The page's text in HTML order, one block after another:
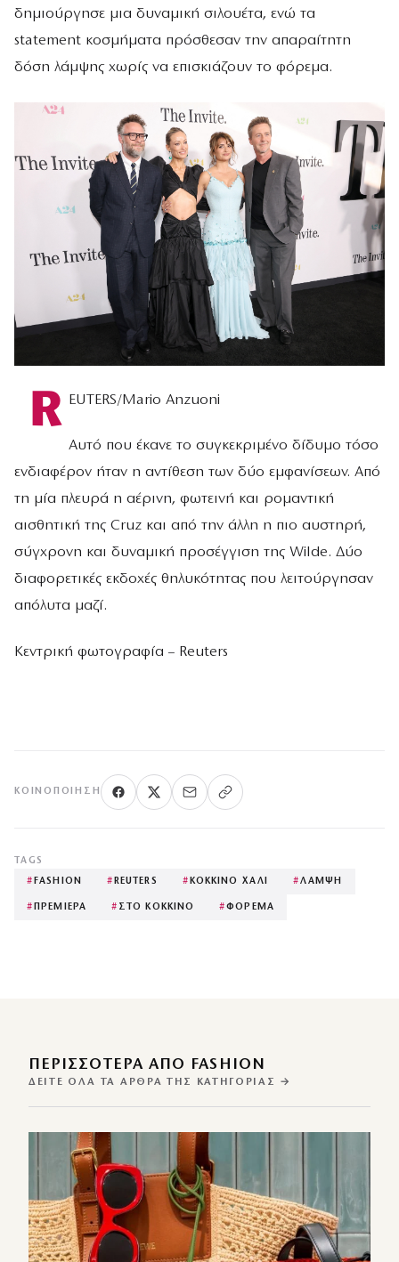
δημιούργησε μια δυναμική σιλουέτα, ενώ τα
statement κοσμήματα πρόσθεσαν την απαραίτητη
δόση λάμψης χωρίς να επισκιάζουν το φόρεμα.
R EUTERS/Mario Anzuoni
Αυτό που έκανε το συγκεκριμένο δίδυμο τόσο
ενδιαφέρον ήταν η αντίθεση των δύο εμφανίσεων. Από
τη μία πλευρά η αέρινη, φωτεινή και ρομαντική
αισθητική της Cruz και από την άλλη η πιο αυστηρή,
σύγχρονη και δυναμική προσέγγιση της Wilde. Δύο
διαφορετικές εκδοχές θηλυκότητας που λειτούργησαν
απόλυτα μαζί.
Κεντρική φωτογραφία – Reuters
ΚΟΙΝΟΠΟΊΗΣΗ
TAGS
# FASHION # REUTERS # ΚΟΚΚΙΝΟ ΧΑΛΙ #ΛΑΜΨΗ
# ΠΡΕΜΙΕΡΑ # ΣΤΟ ΚΟΚΚΙΝΟ #ΦΟΡΕΜΑ
ΠΕΡΙΣΣΌΤΕΡΑ ΑΠΌ FASHION
ΔΕΊΤΕ ΌΛΑ ΤΑ ΆΡΘΡΑ ΤΗΣ ΚΑΤΗΓΟΡΊΑΣ →